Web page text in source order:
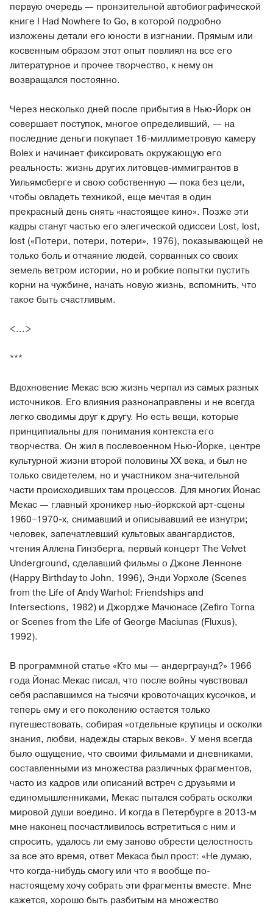
первую очередь — пронзительной автобиографической
книге I Had Nowhere to Go, в которой подробно
изложены детали его юности в изгнании. Прямым или
косвенным образом этот опыт повлиял на все его
литературное и прочее творчество, к нему он
возвращался постоянно.
Через несколько дней после прибытия в Нью-Йорк он
совершает поступок, многое определивший, — на
последние деньги покупает 16-миллиметровую камеру
Bolex и начинает фиксировать окружающую его
реальность: жизнь других литовцев-иммигрантов в
Уильямсберге и свою собственную — пока без цели,
чтобы овладеть техникой, еще мечтая в один
прекрасный день снять «настоящее кино». Позже эти
кадры станут частью его элегической одиссеи Lost, lost,
lost («Потери, потери, потери», 1976), показывающей не
только боль и отчаяние людей, сорванных со своих
земель ветром истории, но и робкие попытки пустить
корни на чужбине, начать новую жизнь, вспомнить, что
такое быть счастливым.
<...>
***
Вдохновение Мекас всю жизнь черпал из самых разных
источников. Его влияния разнонаправлены и не всегда
легко сводимы друг к другу. Но есть вещи, которые
принципиальны для понимания контекста его
творчества. Он жил в послевоенном Нью-Йорке, центре
культурной жизни второй половины XX века, и был не
только свидетелем, но и участником зна-чительной
части происходивших там процессов. Для многих Йонас
Мекас — главный хроникер нью-йоркской арт-сцены
1960‒1970-х, снимавший и описывавший ее изнутри;
человек, запечатлевший культовых авангардистов,
чтения Аллена Гинзберга, первый концерт The Velvet
Underground, сделавший фильмы о Джоне Ленноне
(Happy Birthday to John, 1996), Энди Уорхоле (Scenes
from the Life of Andy Warhol: Friendships and
Intersections, 1982) и Джордже Мачюнасе (Zefiro Torna
or Scenes from the Life of George Maciunas (Fluxus),
1992).
В программной статье «Кто мы — андерграунд?» 1966
года Йонас Мекас писал, что после войны чувствовал
себя распавшимся на тысячи кровоточащих кусочков, и
теперь ему и его поколению остается только
путешествовать, собирая «отдельные крупицы и осколки
знания, любви, надежды старых веков». У меня всегда
было ощущение, что своими фильмами и дневниками,
составленными из множества различных фрагментов,
часто из кадров или описаний встреч с друзьями и
единомышленниками, Мекас пытался собрать осколки
мировой души воедино. И когда в Петербурге в 2013-м
мне наконец посчастливилось встретиться с ним и
спросить, удалось ли ему заново обрести целостность
за все это время, ответ Мекаса был прост: «Не думаю,
что когда-нибудь смогу или что я вообще по-
настоящему хочу собрать эти фрагменты вместе. Мне
кажется, хорошо быть разбитым на множество